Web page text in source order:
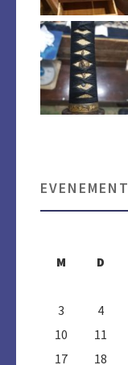
M
D
3
4
10
11
17
18